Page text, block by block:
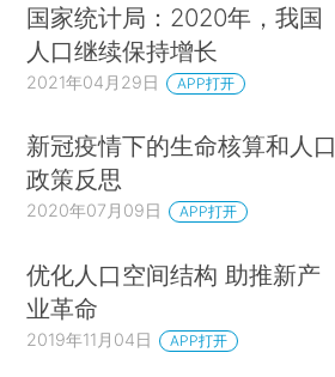
国家统计局：2020年，我国
人口继续保持增长
2021年04月29日 APP打开
新冠疫情下的生命核算和人口
政策反思
2020年07月09日 APP打开
优化人口空间结构 助推新产
业革命
2019年11月04日 APP打开